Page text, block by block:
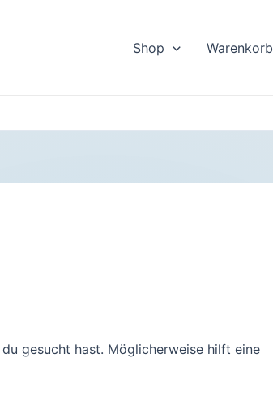
Shop Warenkorb
gesucht hast. Möglicherweise hilft eine